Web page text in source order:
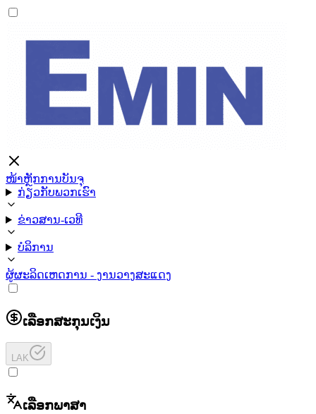
ໜ້າຫຼັກການບັນຈຸ
ກ່ຽວກັບພວກເຮົາ
ຂ່າວສານ-ເວທີ
ບໍລິການ
ຜູ້ຜະລິດເຫດການ - ງານວາງສະແດງ
ເລືອກສະກຸນເງິນ
LAK
ເລືອກພາສາ